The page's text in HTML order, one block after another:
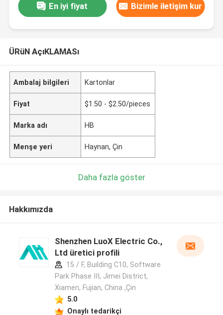
En iyi fiyat Bizimle iletişim kur
ÜRüN AçıKLAMASı
Ambalaj bilgileri Kartonlar
Fiyat $1.50 - $2.50/pieces
Marka adı HB
Menşe yeri Haynan, Çin
Daha fazla göster
Hakkımızda
Shenzhen LuoX Electric Co.,
Ltd üretici profili
15 / F, Building C10, Software
Park Phase III, Jimei District,
Xiamen, Fujian, China ,Çin
5.0
Onaylı tedarikçi